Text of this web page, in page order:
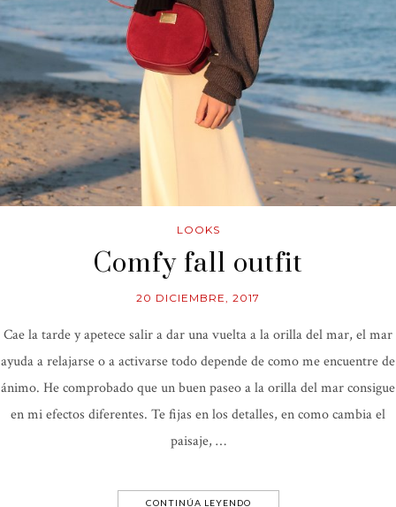
LOOKS
Comfy fall outfit
20 DICIEMBRE, 2017
Cae la tarde y apetece salir a dar una vuelta a la orilla del mar, el mar
ayuda a relajarse o a activarse todo depende de como me encuentre de
ánimo. He comprobado que un buen paseo a la orilla del mar consigue
en mi efectos diferentes. Te fijas en los detalles, en como cambia el
paisaje, …
CONTINÚA LEYENDO